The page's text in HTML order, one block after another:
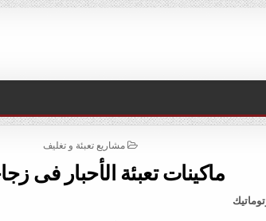
POSTED
مشاريع تعبئة و تغليف
ماكينات تعبئة الأحبار فى